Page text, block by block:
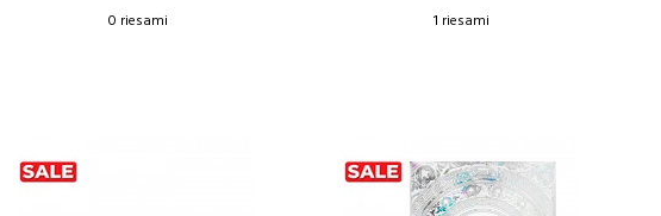
0 riesami
1 riesami